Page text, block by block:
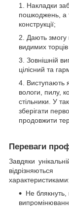
Накладки
пошкоджень, а
конструкції;
Дають змогу
видимих
Зовнішній
цілісний та
Виступають
вологи, пилу,
стільники. У
зберігати
продовжити
Переваги
Завдяки
характеристиками:
Не блякнуть,